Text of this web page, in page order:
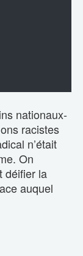
nationaux-
racistes
n’était
On
déifier la
auquel